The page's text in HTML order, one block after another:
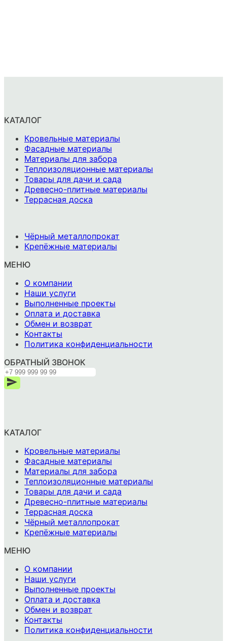
КАТАЛОГ
Кровельные материалы
Фасадные материалы
Материалы для забора
Теплоизоляционные материалы
Товары для дачи и сада
Древесно-плитные материалы
Террасная доска
Чёрный металлопрокат
Крепёжные материалы
МЕНЮ
О компании
Наши услуги
Выполненные проекты
Оплата и доставка
Обмен и возврат
Контакты
Политика конфиденциальности
ОБРАТНЫЙ ЗВОНОК
КАТАЛОГ
Кровельные материалы
Фасадные материалы
Материалы для забора
Теплоизоляционные материалы
Товары для дачи и сада
Древесно-плитные материалы
Террасная доска
Чёрный металлопрокат
Крепёжные материалы
МЕНЮ
О компании
Наши услуги
Выполненные проекты
Оплата и доставка
Обмен и возврат
Контакты
Политика конфиденциальности